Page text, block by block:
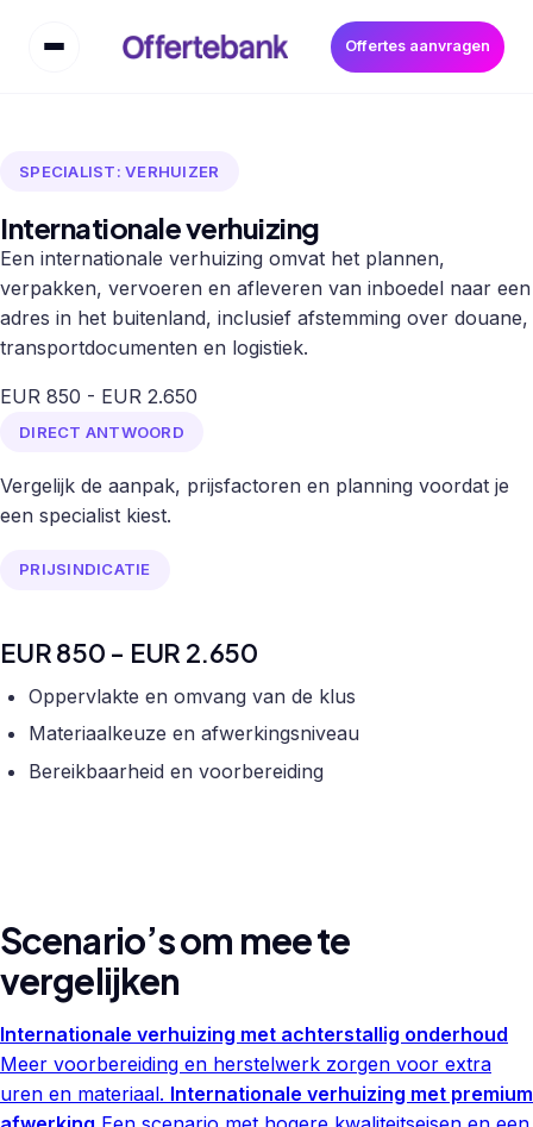
Offertes aanvragen
SPECIALIST: VERHUIZER
Internationale verhuizing
Een internationale verhuizing omvat het plannen,
verpakken, vervoeren en afleveren van inboedel naar een
adres in het buitenland, inclusief afstemming over douane,
transportdocumenten en logistiek.
EUR 850 - EUR 2.650
DIRECT ANTWOORD
Vergelijk de aanpak, prijsfactoren en planning voordat je
een specialist kiest.
PRIJSINDICATIE
EUR 850 - EUR 2.650
Oppervlakte en omvang van de klus
Materiaalkeuze en afwerkingsniveau
Bereikbaarheid en voorbereiding
Scenario’s om mee te
vergelijken
Internationale verhuizing met achterstallig onderhoud
Meer voorbereiding en herstelwerk zorgen voor extra
uren en materiaal. Internationale verhuizing met premium